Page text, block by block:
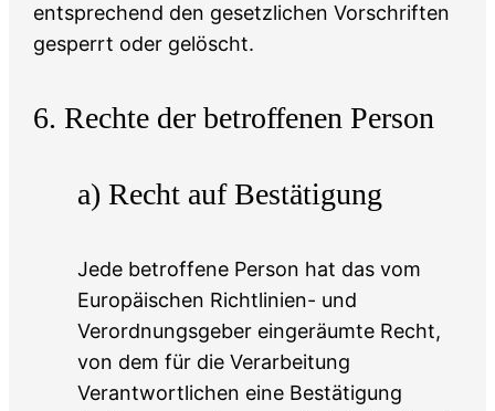
entsprechend den gesetzlichen Vorschriften
gesperrt oder gelöscht.
6. Rechte der betroffenen Person
a) Recht auf Bestätigung
Jede betroffene Person hat das vom
Europäischen Richtlinien- und
Verordnungsgeber eingeräumte Recht,
von dem für die Verarbeitung
Verantwortlichen eine Bestätigung